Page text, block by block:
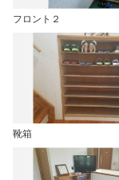
フロント２
靴箱